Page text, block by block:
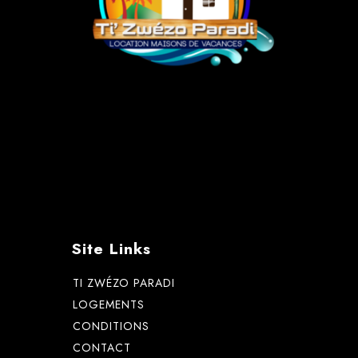
Site Links
TI ZWÉZO PARADI
LOGEMENTS
CONDITIONS
CONTACT